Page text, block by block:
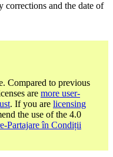
corrections and the date of
Compared to previous
are more user-
. If you are licensing
the use of the 4.0
Partajare în Condiții